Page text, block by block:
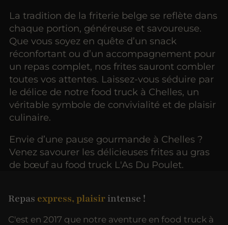
La tradition de la friterie belge se reflète dans
chaque portion, généreuse et savoureuse.
Que vous soyez en quête d’un snack
réconfortant ou d’un accompagnement pour
un repas complet, nos frites sauront combler
toutes vos attentes. Laissez-vous séduire par
le délice de notre food truck à Chelles, un
véritable symbole de convivialité et de plaisir
culinaire.
Envie d’une pause gourmande à Chelles ?
Venez savourer les délicieuses frites au gras
de bœuf au food truck L'As Du Poulet.
Repas express, plaisirintense !
C'est en 2017 que notre aventure en food truck à